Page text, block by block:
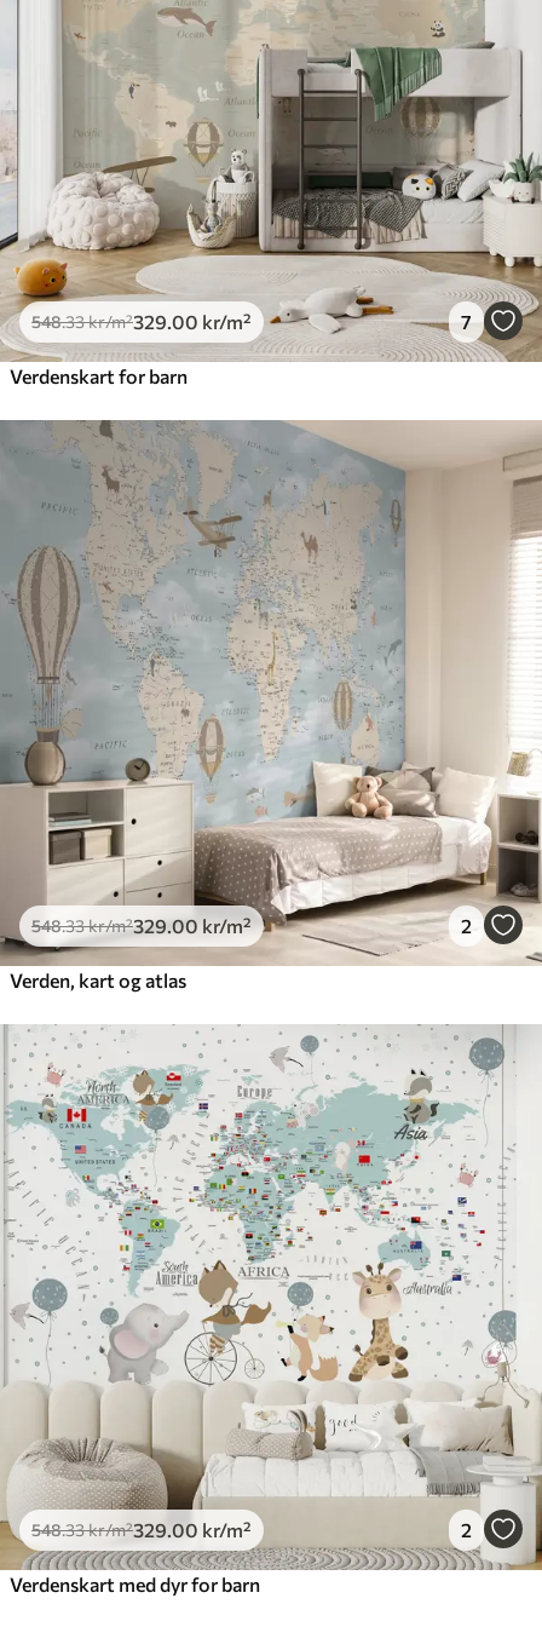
665.00399 kr/m²
Premium vinyl
.00 .00 kr/m²
Peel and Stick
925.00555.00kr/m²
548.33kr/m²329 .00 kr/m² 7
Verdenskart for barn
548.33kr/m²329.00 kr/m² 2
Verden, kart og atlas
548.33kr/m²329 .00 kr/m² 2
Verdenskart med dyr for barn